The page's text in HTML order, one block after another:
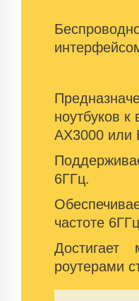
ноутбуков
AX3000 или
6ГГц.
частоте
роутерами